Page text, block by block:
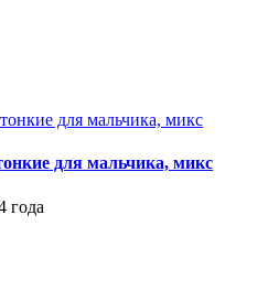
для мальчика, микс
года